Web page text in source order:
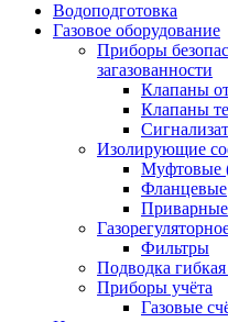
Водоподготовка
Газовое оборудование
Приборы
загазованности
Клапаны
Клапаны
Изолирующие
Муфтовые
Фланцевые
Приварные
Фильтры
Подводка гибкая
Приборы учёта
Газовые